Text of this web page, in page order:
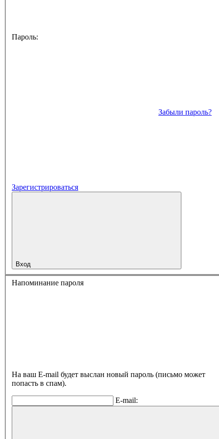
Пароль:
Забыли пароль?
Зарегистрироваться
Вход
Напоминание пароля
На ваш E-mail будет выслан новый пароль (письмо может
попасть в спам).
E-mail: